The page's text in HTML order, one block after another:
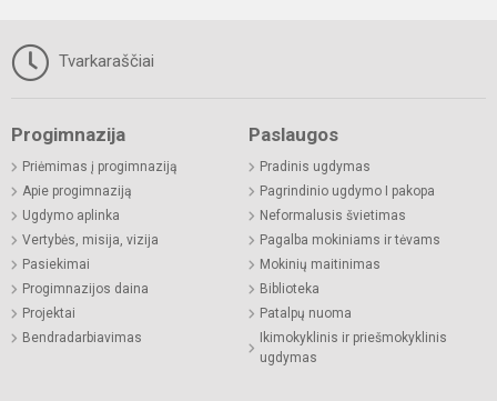
Tvarkaraščiai
Progimnazija
Priėmimas į progimnaziją
Apie progimnaziją
Ugdymo aplinka
Vertybės, misija, vizija
Pasiekimai
Progimnazijos daina
Projektai
Bendradarbiavimas
Paslaugos
Pradinis ugdymas
Pagrindinio ugdymo I pakopa
Neformalusis švietimas
Pagalba mokiniams ir tėvams
Mokinių maitinimas
Biblioteka
Patalpų nuoma
Ikimokyklinis ir priešmokyklinis
ugdymas